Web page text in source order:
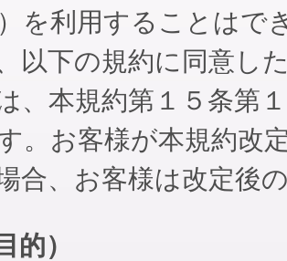
を利用することはで
以下の規約に同意し
、本規約第１５条第
。お客様が本規約改
合、お客様は改定後
的）